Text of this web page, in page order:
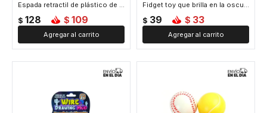
Espada retractil de plástico de 75 cm de largo - Rosada
$ 128 $ 109
Fidget toy que brilla en la oscuridad
$ 39 $ 33